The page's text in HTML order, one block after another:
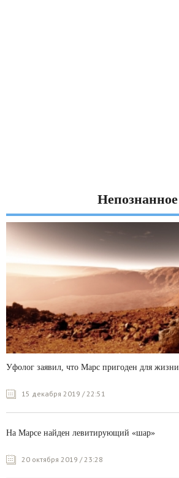
Непознанное
Уфолог заявил, что Марс пригоден для жизни
15 декабря 2019 / 22:51
На Марсе найден левитирующий «шар»
20 октября 2019 / 23:28